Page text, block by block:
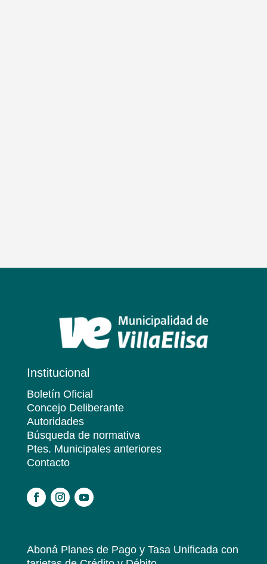
Institucional
Boletín Oficial
Concejo Deliberante
Autoridades
Búsqueda de normativa
Ptes. Municipales anteriores
Contacto
Aboná Planes de Pago y Tasa Unificadacon